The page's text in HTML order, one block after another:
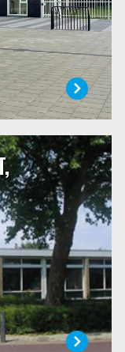
LEES MEER
OOSTERLAND
Wij hebben oog
en respect voor
we de kinderen
te werk gaat.
in 1972 en ligt
in Oosterland.
LEES MEER